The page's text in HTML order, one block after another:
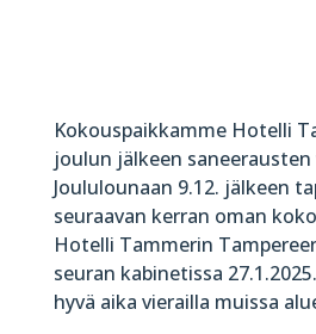
Kokouspaikkamme Hotelli
joulun jälkeen saneerausten
Joululounaan 9.12. jälkeen
seuraavan kerran oman
Hotelli Tammerin
seuran kabinetissa
hyvä aika vierailla muissa